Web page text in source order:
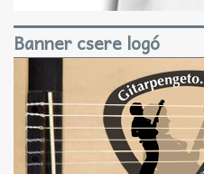
Banner csere logó